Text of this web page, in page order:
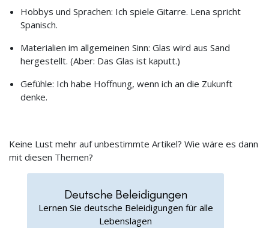
Hobbys und Sprachen: Ich spiele Gitarre. Lena spricht
Spanisch.
Materialien im allgemeinen Sinn: Glas wird aus Sand
hergestellt. (Aber: Das Glas ist kaputt.)
Gefühle: Ich habe Hoffnung, wenn ich an die Zukunft
denke.
Keine Lust mehr auf unbestimmte Artikel? Wie wäre es dann
mit diesen Themen?
Deutsche Beleidigungen
Lernen Sie deutsche Beleidigungen für alle
Lebenslagen